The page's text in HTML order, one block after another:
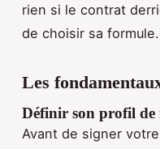
rien si le contrat
de choisir sa formule.
Les
Définir son profil
Avant de signer